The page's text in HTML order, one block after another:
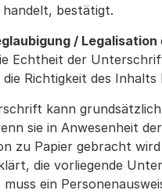
handelt, bestätigt.
/ Legalisation
Echtheit der
Richtigkeit des Inhalts
kann
sie in Anwesenheit
zu Papier gebracht
die vorliegende
muss ein